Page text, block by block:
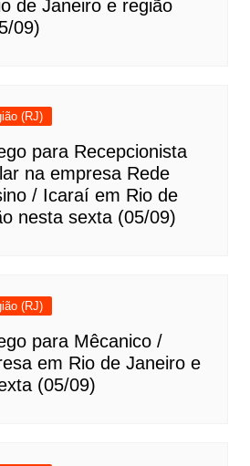
de Janeiro e região
09)
(RJ)
para Recepcionista
na empresa Rede
/ Icaraí em Rio de
nesta sexta (05/09)
(RJ)
para Mêcanico /
em Rio de Janeiro e
(05/09)